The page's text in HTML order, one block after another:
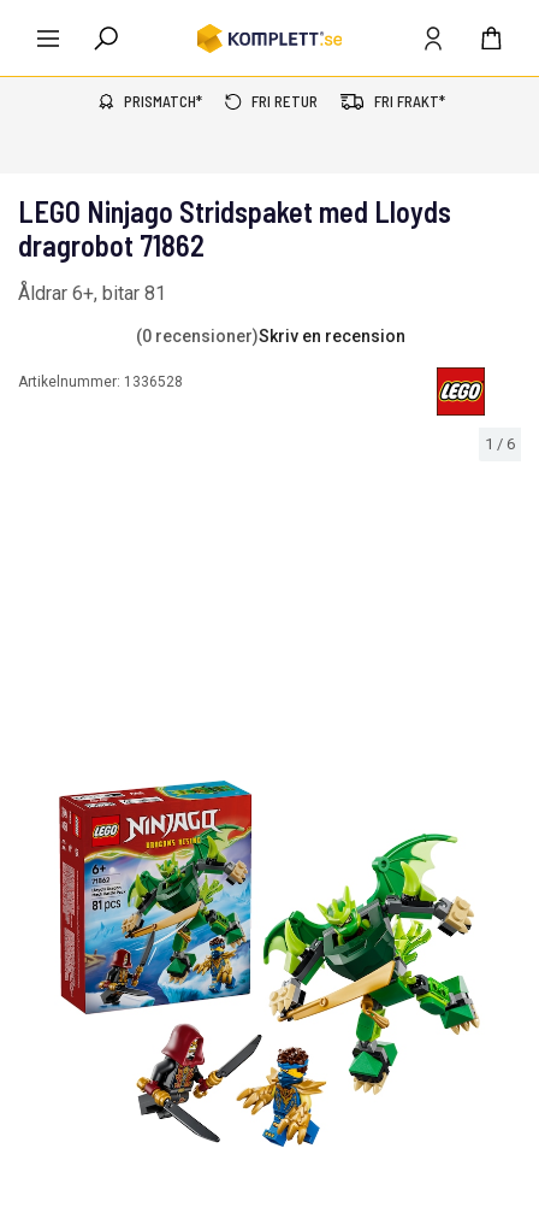
PRISMATCH* FRI RETUR FRI FRAKT*
1 / 6
LEGO Ninjago Stridspaket med Lloyds
dragrobot 71862
Åldrar 6+, bitar 81
(0 recensioner)Skriv en recension
Artikelnummer: 1336528